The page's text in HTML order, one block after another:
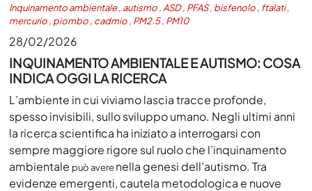
Inquinamento ambientale, autismo, ASD, PFAS, bisfenolo, ftalati,
mercurio, piombo, cadmio, PM2.5, PM10
28/02/2026
INQUINAMENTO AMBIENTALE E AUTISMO: COSA
INDICA OGGI LA RICERCA
L’ambiente in cui viviamo lascia tracce profonde,
spesso invisibili, sullo sviluppo umano. Negli ultimi anni
la ricerca scientifica ha iniziato a interrogarsi con
sempre maggiore rigore sul ruolo che l’inquinamento
ambientale può averenella genesi dell’autismo. Tra
evidenze emergenti, cautela metodologica e nuove